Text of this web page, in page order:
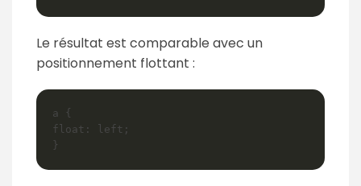
Le résultat est comparable avec un
positionnement flottant :
a {
float: left;